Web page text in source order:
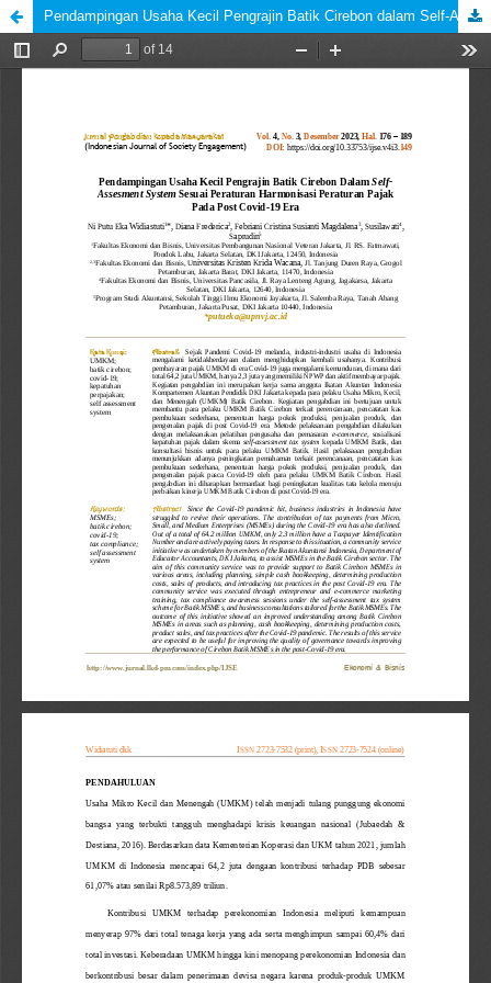
Pendampingan Usaha Kecil Pengrajin Batik Cirebon dalam Self-Assesment System Sesuai Peraturan Harmonisasi Peraturan Pajak pada Post Covid-19 Era